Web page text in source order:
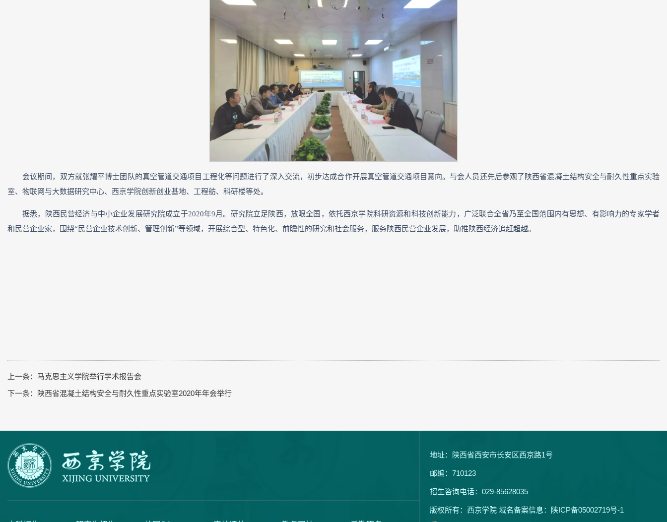
会议期间，双方就张耀平博士团队的真空管道交通项目工程化等问题进行了深入交流，初步达成合作开展真空管道交通项目意向。与会人员还先后参观了陕西省混凝土结构安全与耐久性重点实验
室、物联网与大数据研究中心、西京学院创新创业基地、工程舫、科研楼等处。
据悉，陕西民营经济与中小企业发展研究院成立于2020年9月。研究院立足陕西，放眼全国，依托西京学院科研资源和科技创新能力，广泛联合全省乃至全国范围内有思想、有影响力的专家学者
和民营企业家，围绕“民营企业技术创新、管理创新”等领域，开展综合型、特色化、前瞻性的研究和社会服务，服务陕西民营企业发展，助推陕西经济追赶超越。
上一条： 马克思主义学院举行学术报告会
下一条：
陕西省混凝土结构安全与耐久性重点实验室2020年年会举行
地址：陕西省西安市长安区西京路1号
邮编：710123
招生咨询电话：029-85628035
版权所有：西京学院 域名备案信息： 陕ICP备05002719号-1